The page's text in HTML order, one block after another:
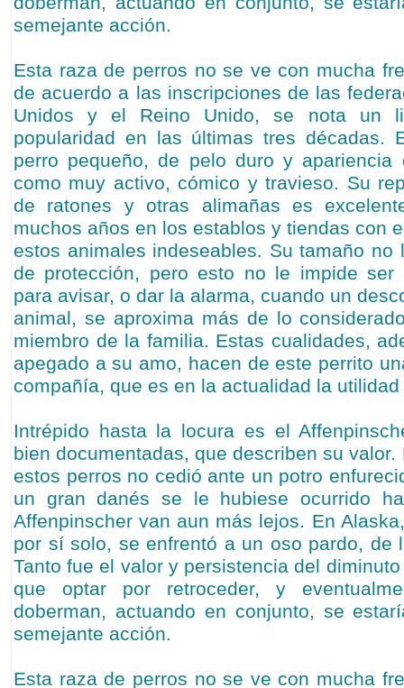
semejante acción.
Esta raza de perros no se ve con mucha
de acuerdo a las inscripciones de las
Unidos y el Reino Unido, se nota un
popularidad en las últimas tres décadas.
perro pequeño, de pelo duro y apariencia
como muy activo, cómico y travieso. Su
de ratones y otras alimañas es
muchos años en los establos y tiendas con
estos animales indeseables. Su tamaño no
de protección, pero esto no le impide ser
para avisar, o dar la alarma, cuando un
animal, se aproxima más de lo
miembro de la familia. Estas cualidades,
apegado a su amo, hacen de este perrito
compañía, que es en la actualidad la
Intrépido hasta la locura es el
bien documentadas, que describen su
estos perros no cedió ante un potro
un gran danés se le hubiese ocurrido
Affenpinscher van aun más lejos. En
por sí solo, se enfrentó a un oso pardo, de
Tanto fue el valor y persistencia del
que optar por retroceder, y
doberman, actuando en conjunto, se
semejante acción.
Esta raza de perros no se ve con mucha